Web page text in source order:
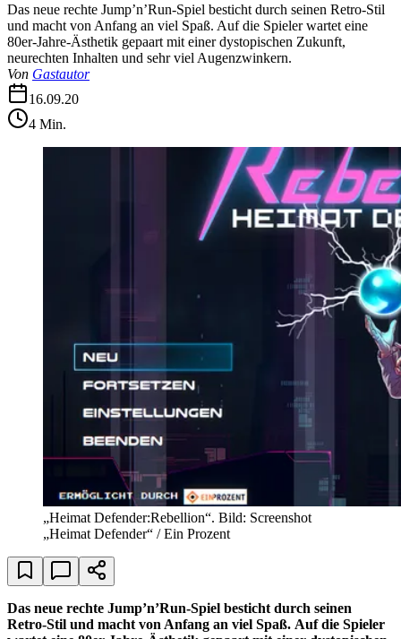
Das neue rechte Jump’n’Run-Spiel besticht durch seinen Retro-Stil
und macht von Anfang an viel Spaß. Auf die Spieler wartet eine
80er-Jahre-Ästhetik gepaart mit einer dystopischen Zukunft,
neurechten Inhalten und sehr viel Augenzwinkern.
Von Gastautor
16.09.20
4 Min.
„Heimat Defender:Rebellion“. Bild: Screenshot
„Heimat Defender“ / Ein Prozent
Das neue rechte Jump’n’Run-Spiel besticht durch seinen
Retro-Stil und macht von Anfang an viel Spaß. Auf die Spieler